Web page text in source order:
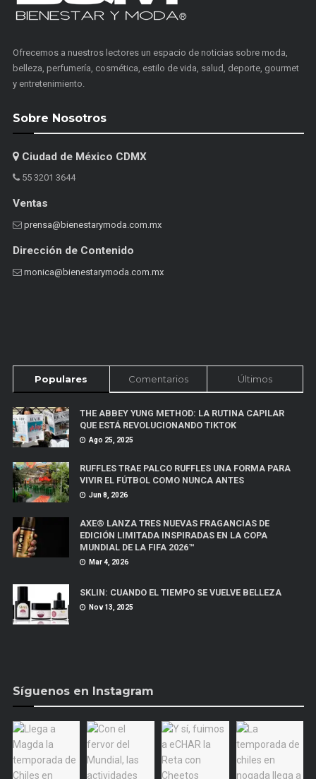
Ofrecemos a nuestros lectores un espacio de noticias sobre moda,
belleza, perfumería, cosmética, estilo de vida, salud, deporte, gourmet
y entretenimiento.
Sobre Nosotros
Ciudad de México CDMX
55 3201 3644
Ventas
prensa@bienestarymoda.com.mx
Dirección de Contenido
monica@bienestarymoda.com.mx
Populares Comentarios Últimos
THE ABBEY YUNG METHOD: LA RUTINA CAPILAR
QUE ESTÁ REVOLUCIONANDO TIKTOK
Ago 25, 2025
RUFFLES TRAE PALCO RUFFLES UNA FORMA PARA
VIVIR EL FÚTBOL COMO NUNCA ANTES
Jun 8, 2026
AXE® LANZA TRES NUEVAS FRAGANCIAS DE
EDICIÓN LIMITADA INSPIRADAS EN LA COPA
MUNDIAL DE LA FIFA 2026™
Mar 4, 2026
SKLIN: CUANDO EL TIEMPO SE VUELVE BELLEZA
Nov 13, 2025
Síguenos en Instagram